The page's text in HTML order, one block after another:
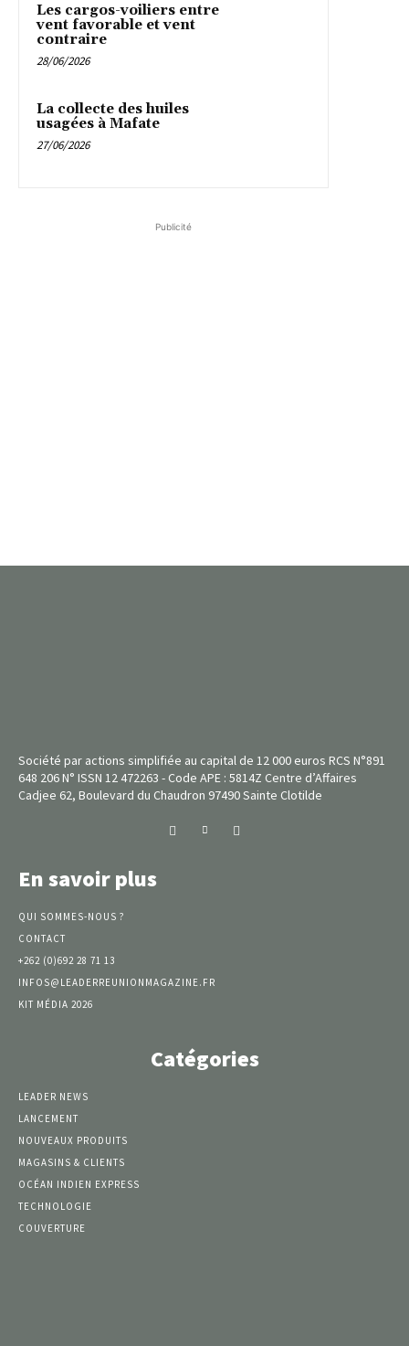
Les cargos-voiliers entre
vent favorable et vent
contraire
28/06/2026
La collecte des huiles
usagées à Mafate
27/06/2026
Publicité
Société par actions simplifiée au capital de 12 000 euros RCS N°891
648 206 N° ISSN 12 472263 - Code APE : 5814Z Centre d’Affaires
Cadjee 62, Boulevard du Chaudron 97490 Sainte Clotilde
En savoir plus
QUI SOMMES-NOUS ?
CONTACT
+262 (0)692 28 71 13
INFOS@LEADERREUNIONMAGAZINE.FR
KIT MÉDIA 2026
Catégories
LEADER NEWS
LANCEMENT
NOUVEAUX PRODUITS
MAGASINS & CLIENTS
OCÉAN INDIEN EXPRESS
TECHNOLOGIE
COUVERTURE